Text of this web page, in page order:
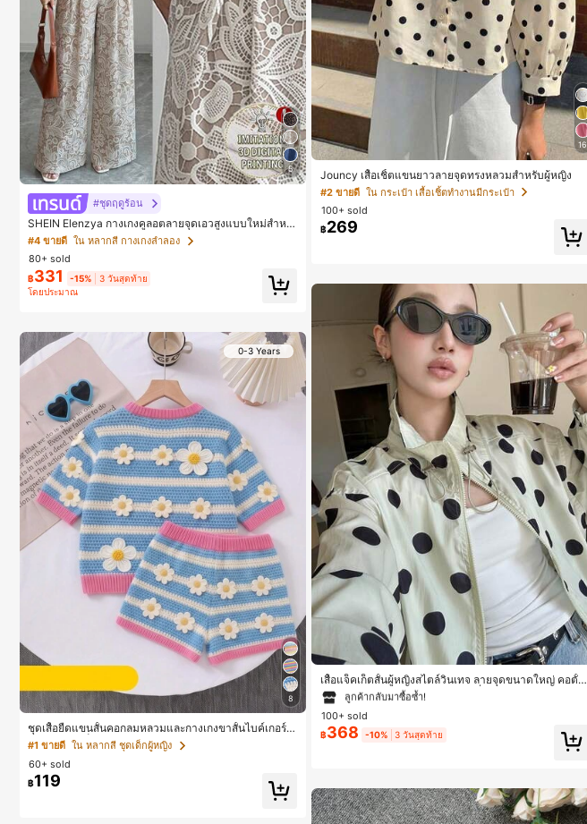
5
#ชุดฤดูร้อน
SHEIN Elenzya กางเกงคูลอตลายจุดเอวสูงแบบใหม่สำหรั
บฤดูใบไม้ผลิ/ฤดูร้อน, สไตล์หรูหราเหมาะสำหรับใส่ในชีวิต
ประจำวันและทำงาน, ให้ความรู้สึกวินเทจสำหรับฤดูรับปริญ
ญา, เทศกาลดนตรี, การแข่งม้าดาร์บี้, วันประกาศอิสรภาพ
#4 ขายดี ใน หลากสี กางเกงลำลอง
80+ sold
฿331 -15%
3 วันสุดท้าย
โดยประมาณ
0-3 Years
8
ชุดเสื้อยืดแขนสั้นคอกลมหลวมและกางเกงขาสั้นไบค์เกอร์รั
ดรูปสำหรับเด็กผู้หญิง สไตล์มินิมอล เหมาะสำหรับฤดูใบไม้ผ
ลิและฤดูร้อน
#1 ขายดี ใน หลากสี ชุดเด็กผู้หญิง
60+ sold
฿119
16
Jouncy เสื้อเชิ้ตแขนยาวลายจุดทรงหลวมสำหรับผู้หญิง
#2 ขายดี ใน กระเป๋า เสื้อเชิ้ตทำงานมีกระเป๋า
100+ sold
฿269
เสื้อแจ็คเก็ตสั้นผู้หญิงสไตล์วินเทจ ลายจุดขนาดใหญ่ คอตั้ง
เอวเข้ารูป แขนพอง ทรงหลวม แฟชั่นอเนกประสงค์ สำหรับใ
ส่ประจำวันและไปเที่ยวพักผ่อน
#1 ขายดี
ใน กระเป๋า เสื้อคลุมลำลอง
ลูกค้ากลับมาซื้อซ้ำ!
#1 ขายดี ใน กระเป๋า เสื้อคลุมลำลอง
ลูกค้ากลับมาซื้อซ้ำ!
#1 ขายดี ใน กระเป๋า เสื้อคลุมลำลอง
ลูกค้ากลับมาซื้อซ้ำ!
#1 ขายดี
ใน กระเป๋า เสื้อคลุมลำลอง
100+ sold
฿368 -10% 3 วันสุดท้าย